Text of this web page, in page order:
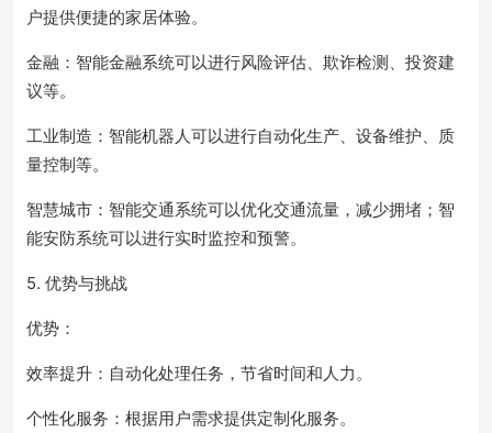
户提供便捷的家居体验。
金融：智能金融系统可以进行风险评估、欺诈检测、投资建
议等。
工业制造：智能机器人可以进行自动化生产、设备维护、质
量控制等。
智慧城市：智能交通系统可以优化交通流量，减少拥堵；智
能安防系统可以进行实时监控和预警。
5. 优势与挑战
优势：
效率提升：自动化处理任务，节省时间和人力。
个性化服务：根据用户需求提供定制化服务。